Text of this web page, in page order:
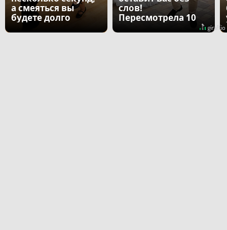
а смеяться вы
будете долго
слов!
Пересмотрела 10